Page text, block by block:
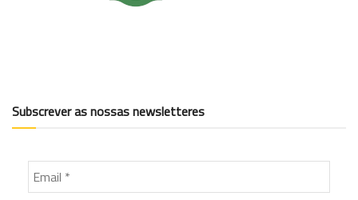
Subscrever as nossas newsletteres